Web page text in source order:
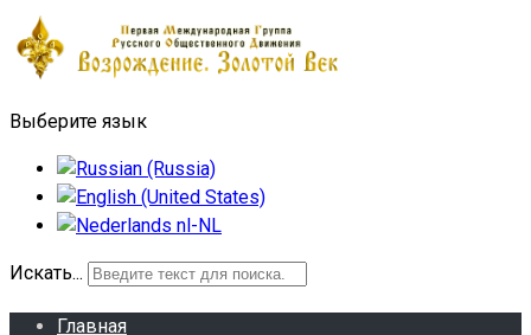
Выберите язык
Искать...
Главная